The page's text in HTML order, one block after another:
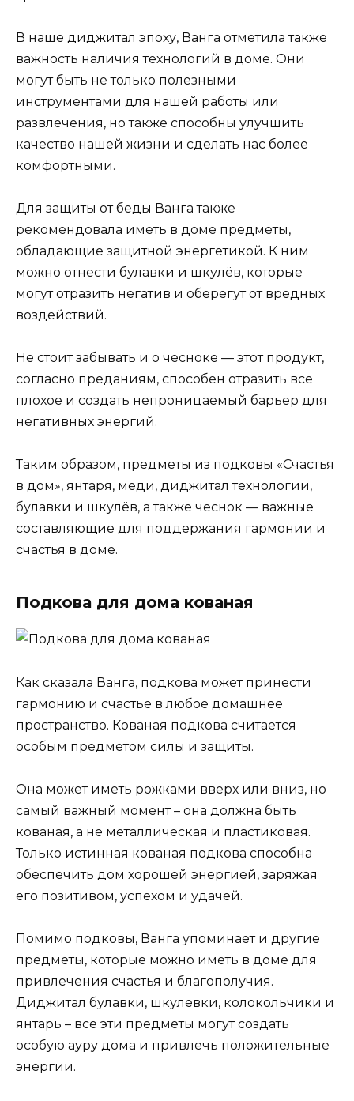
В наше диджитал эпоху, Ванга отметила также
важность наличия технологий в доме. Они
могут быть не только полезными
инструментами для нашей работы или
развлечения, но также способны улучшить
качество нашей жизни и сделать нас более
комфортными.
Для защиты от беды Ванга также
рекомендовала иметь в доме предметы,
обладающие защитной энергетикой. К ним
можно отнести булавки и шкулёв, которые
могут отразить негатив и оберегут от вредных
воздействий.
Не стоит забывать и о чесноке — этот продукт,
согласно преданиям, способен отразить все
плохое и создать непроницаемый барьер для
негативных энергий.
Таким образом, предметы из подковы «Счастья
в дом», янтаря, меди, диджитал технологии,
булавки и шкулёв, а также чеснок — важные
составляющие для поддержания гармонии и
счастья в доме.
Подкова для дома кованая
Как сказала Ванга, подкова может принести
гармонию и счастье в любое домашнее
пространство. Кованая подкова считается
особым предметом силы и защиты.
Она может иметь рожками вверх или вниз, но
самый важный момент – она должна быть
кованая, а не металлическая и пластиковая.
Только истинная кованая подкова способна
обеспечить дом хорошей энергией, заряжая
его позитивом, успехом и удачей.
Помимо подковы, Ванга упоминает и другие
предметы, которые можно иметь в доме для
привлечения счастья и благополучия.
Диджитал булавки, шкулевки, колокольчики и
янтарь – все эти предметы могут создать
особую ауру дома и привлечь положительные
энергии.